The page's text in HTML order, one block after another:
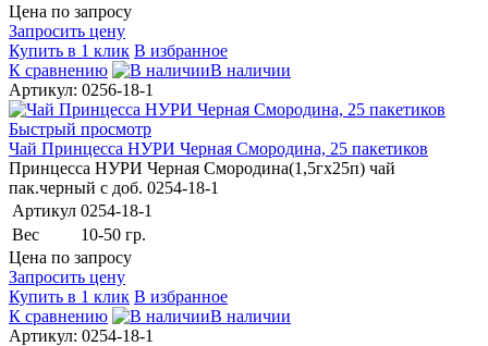
Цена по запросу
Запросить цену
Купить в 1 клик В избранное
К сравнению
В наличии
Артикул: 0256-18-1
Быстрый просмотр
Чай Принцесса НУРИ Черная Смородина, 25 пакетиков
Принцесса НУРИ Черная Смородина(1,5гх25п) чай
пак.черный с доб. 0254-18-1
Артикул 0254-18-1
Вес
10-50 гр.
Цена по запросу
Запросить цену
Купить в 1 клик В избранное
К сравнению
В наличии
Артикул: 0254-18-1